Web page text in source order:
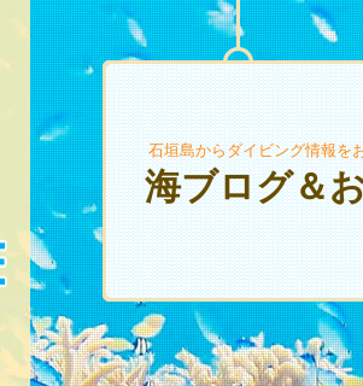
石垣島からダイビング情報を
海ブログ＆